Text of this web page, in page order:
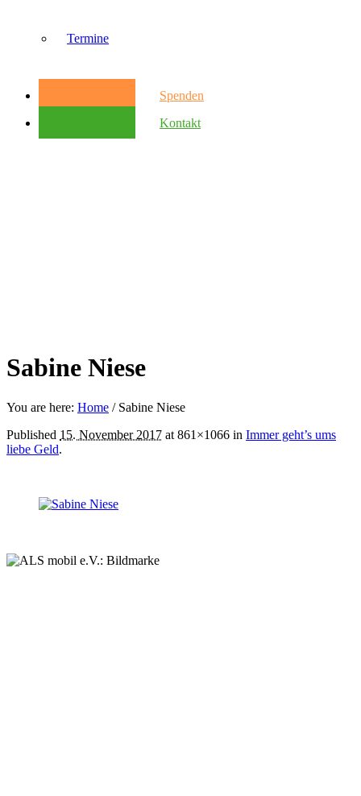
Termine
Spenden
Kontakt
Sabine Niese
You are here: Home / Sabine Niese
Published 15. November 2017 at 861×1066 in Immer geht’s ums
liebe Geld.